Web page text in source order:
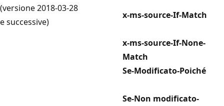
(versione 2018-03-28
e successive)
x-ms-source-If-Match
x-ms-source-If-None-
Match
Se-Modificato-Poiché
Se-Non modificato-